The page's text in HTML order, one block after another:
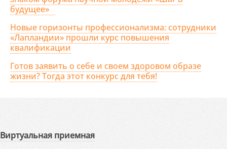
будущее»
Новые горизонты профессионализма: сотрудники
«Лапландии» прошли курс повышения
квалификации
Готов заявить о себе и своем здоровом образе
жизни? Тогда этот конкурс для тебя!
Виртуальная приемная